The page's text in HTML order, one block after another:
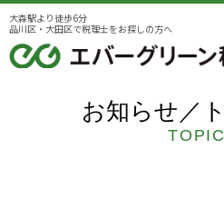
大森駅より徒歩6分
品川区・大田区で税理士をお探しの方へ
お知らせ／